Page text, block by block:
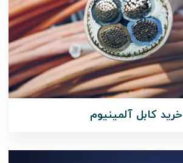
خرید کابل آلمینیوم